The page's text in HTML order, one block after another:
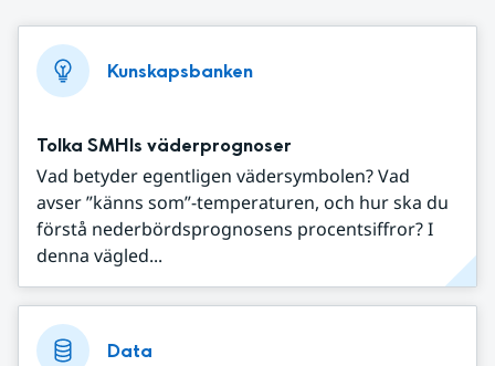
Kunskapsbanken
Tolka SMHIs väderprognoser
Vad betyder egentligen vädersymbolen? Vad
avser ”känns som”-temperaturen, och hur ska du
förstå nederbördsprognosens procentsiffror? I
denna vägled...
Data